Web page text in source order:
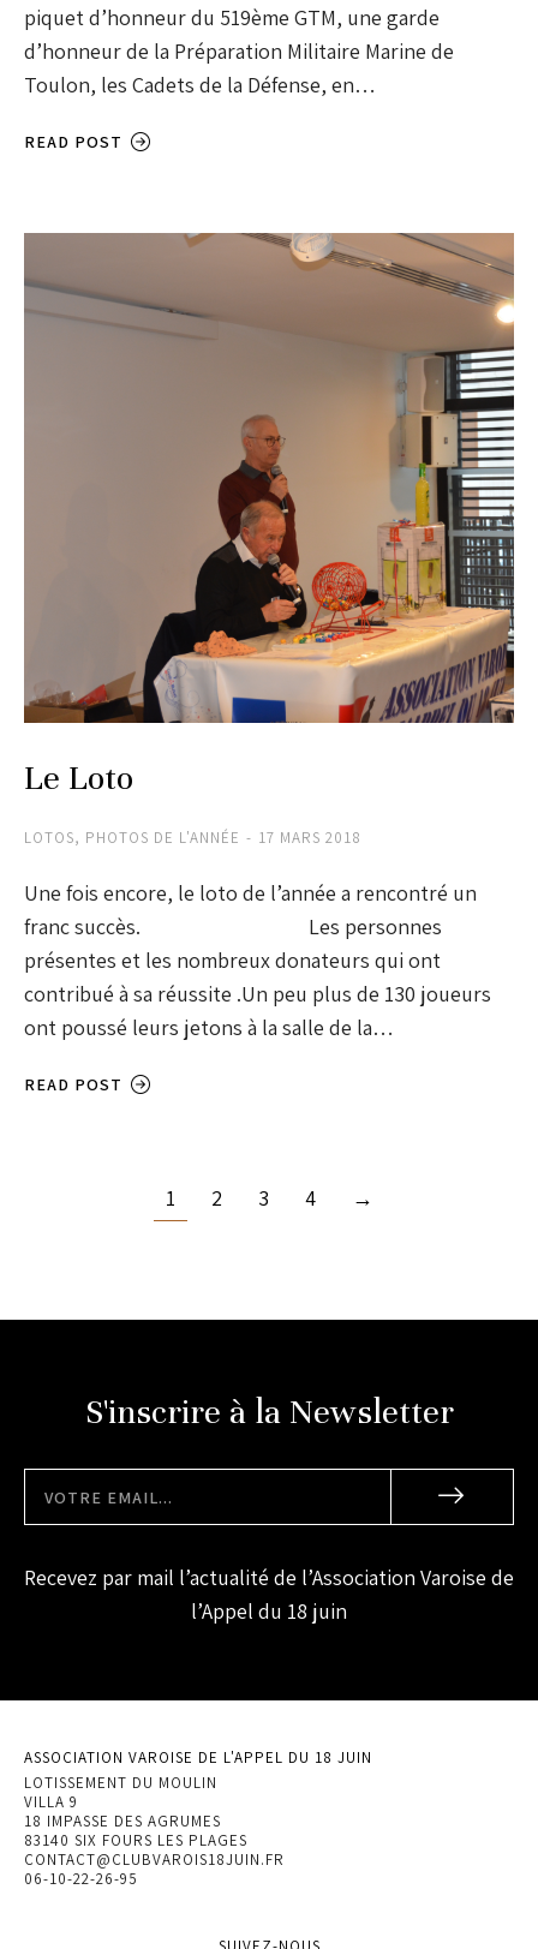
piquet d’honneur du 519ème GTM, une garde
d’honneur de la Préparation Militaire Marine de
Toulon, les Cadets de la Défense, en…
READ POST
Le Loto
LOTOS, PHOTOS DE L'ANNÉE 17 MARS 2018
Une fois encore, le loto de l’année a rencontré un
franc succès. Les personnes
présentes et les nombreux donateurs qui ont
contribué à sa réussite .Un peu plus de 130 joueurs
ont poussé leurs jetons à la salle de la…
READ POST
1 2 3 4 →
S'inscrire à la Newsletter
Recevez par mail l’actualité de l’Association Varoise de
l’Appel du 18 juin
ASSOCIATION VAROISE DE L'APPEL DU 18 JUIN
LOTISSEMENT DU MOULIN
VILLA 9
18 IMPASSE DES AGRUMES
83140 SIX FOURS LES PLAGES
CONTACT@CLUBVAROIS18JUIN.FR
06-10-22-26-95